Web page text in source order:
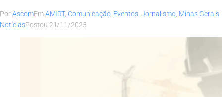
PorAscomEmAMIRT, Comunicação Eventos Jornalismo Minas Gerais
NotíciasPostou 21/11/2025